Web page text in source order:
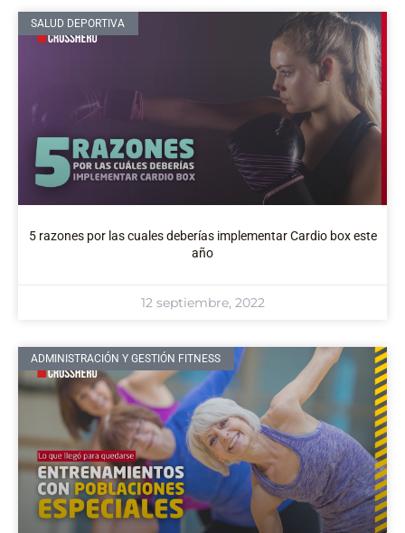
SALUD DEPORTIVA
5 razones por las cuales deberías implementar Cardio box este
año
12 septiembre, 2022
ADMINISTRACIÓN Y GESTIÓN FITNESS